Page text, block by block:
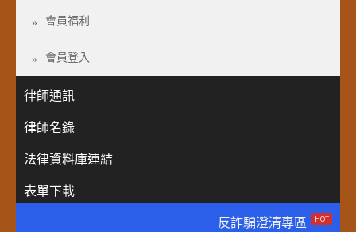
會員福利
會員登入
律師通訊
律師名錄
法律資料庫連結
表單下載
反詐騙澄清專區
HOT